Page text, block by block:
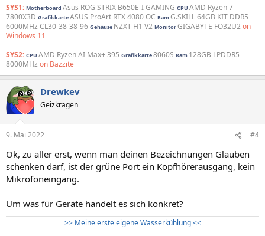
SYS1: Motherboard Asus ROG STRIX B650E-I GAMING CPU AMD Ryzen 7
7800X3D GrafikkarteASUS ProArt RTX 4080 OC RamG.SKILL 64GB KIT DDR5
6000MHz CL30-38-38-96 Gehäuse NZXT H1 V2 MonitorGIGABYTE FO32U2on
Windows 11
SYS2: CPU AMD Ryzen AI Max+ 395 Grafikkarte8060S Ram 128GB LPDDR5
8000MHz on Bazzite
Drewkev
Geizkragen
9. Mai 2022 #4
Ok, zu aller erst, wenn man deinen Bezeichnungen Glauben
schenken darf, ist der grüne Port ein Kopfhörerausgang, kein
Mikrofoneingang.
Um was für Geräte handelt es sich konkret?
>> Meine erste eigene Wasserkühlung <<